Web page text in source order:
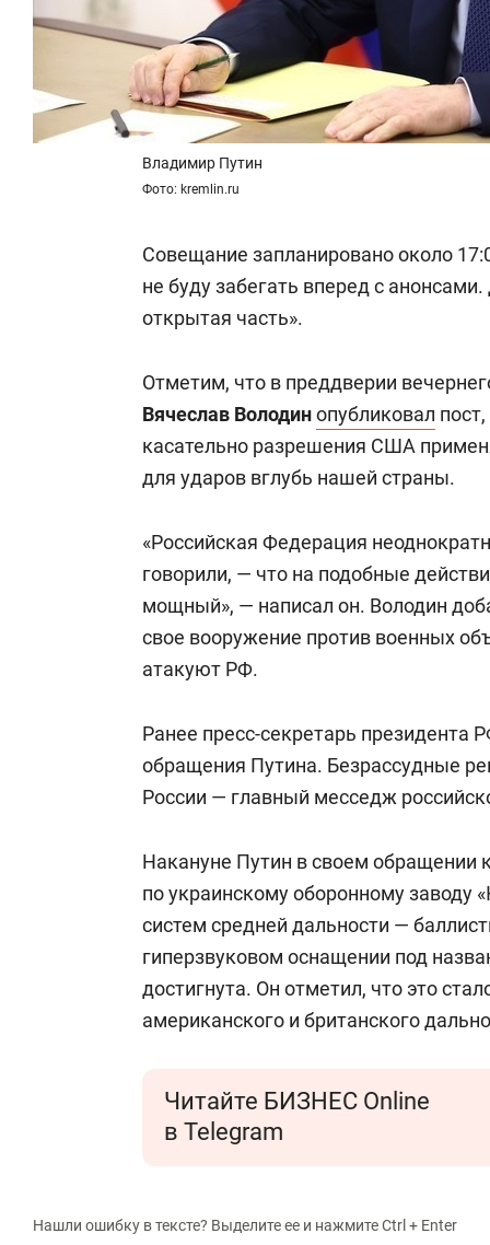
Владимир Путин
Фото: kremlin.ru
Совещание запланировано около
не буду забегать вперед с
открытая часть».
Отметим, что в преддверии
Вячеслав Володинопубликовал
касательно разрешения США
для ударов вглубь нашей страны.
«Российская Федерация
говорили, — что на подобные
мощный», — написал он. Володин
свое вооружение против военных
атакуют РФ.
Ранее пресс-секретарь президента
обращения Путина. Безрассудные
России — главный месседж
Накануне Путин в своем обращении
по украинскому оборонному
систем средней дальности —
гиперзвуковом оснащении под
достигнута. Он отметил, что это
американского и британского
Читайте БИЗНЕС Online
в Telegram
Нашли ошибку в тексте? Выделите ее и нажмите Ctrl + Enter